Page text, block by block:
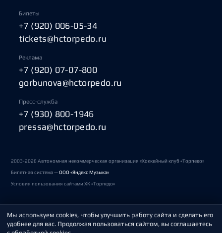
Билеты
+7 (920) 006-05-34
tickets@hctorpedo.ru
Реклама
+7 (920) 07-07-800
gorbunova@hctorpedo.ru
Пресс-служба
+7 (930) 800-1946
pressa@hctorpedo.ru
2003-2026 Автономная некоммерческая организация «Хоккейный клуб «Торпедо»
Билетная система —ООО «Яндекс Музыка»
Условия пользования сайтами ХК «Торпедо»
Политика обработки персональных данных
Мы используем cookies, чтобы улучшить работу сайта и сделать его
удобнее для вас. Продолжая пользоваться сайтом, вы соглашаетесь